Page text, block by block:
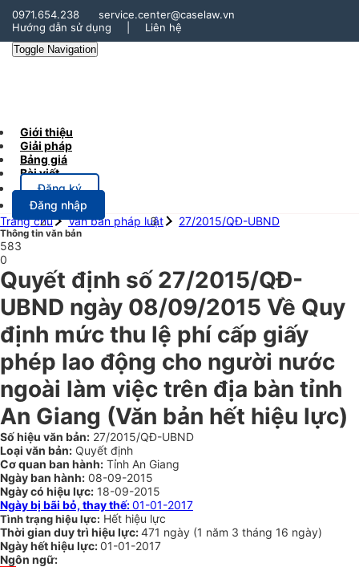
0971.654.238
service.center@caselaw.vn
Hướng dẫn sử dụng
Liên hệ
Toggle Navigation
Giới thiệu
Giải pháp
Bảng giá
Bài viết
Đăng ký
Đăng nhập
Trang chủ
Văn bản pháp luật 27/2015/QĐ-UBND
Thông tin văn bản
583
0
Quyết định số 27/2015/QĐ-
UBND ngày 08/09/2015 Về Quy
định mức thu lệ phí cấp giấy
phép lao động cho người nước
ngoài làm việc trên địa bàn tỉnh
An Giang (Văn bản hết hiệu lực)
Số hiệu văn bản: 27/2015/QĐ-UBND
Loại văn bản: Quyết định
Cơ quan ban hành: Tỉnh An Giang
Ngày ban hành: 08-09-2015
Ngày có hiệu lực: 18-09-2015
Ngày bị bãi bỏ, thay thế:01-01-2017
Tình trạng hiệu lực: Hết hiệu lực
Thời gian duy trì hiệu lực:471 ngày (1 năm 3 tháng 16 ngày)
Ngày hết hiệu lực:01-01-2017
Ngôn ngữ: